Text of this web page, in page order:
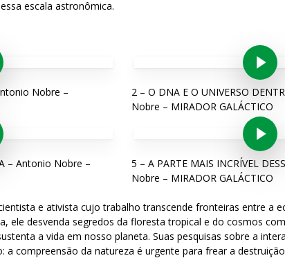
escala astronômica.
Nobre –
Play Video
2 – O DNA E O UNIVERSO
Nobre – MIRADOR GALÁCTICO
– Antonio Nobre –
Play Video
5 – A PARTE MAIS INCRÍVEL
Nobre – MIRADOR GALÁCTICO
e ativista cujo trabalho transcende fronteiras entre a
ele desvenda segredos da floresta tropical e do cosmos
a vida em nosso planeta. Suas pesquisas sobre a
a compreensão da natureza é urgente para frear a